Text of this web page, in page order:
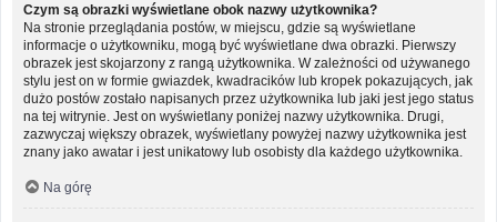
Czym są obrazki wyświetlane obok nazwy użytkownika?
Na stronie przeglądania postów, w miejscu, gdzie są wyświetlane
informacje o użytkowniku, mogą być wyświetlane dwa obrazki. Pierwszy
obrazek jest skojarzony z rangą użytkownika. W zależności od używanego
stylu jest on w formie gwiazdek, kwadracików lub kropek pokazujących, jak
dużo postów zostało napisanych przez użytkownika lub jaki jest jego status
na tej witrynie. Jest on wyświetlany poniżej nazwy użytkownika. Drugi,
zazwyczaj większy obrazek, wyświetlany powyżej nazwy użytkownika jest
znany jako awatar i jest unikatowy lub osobisty dla każdego użytkownika.
Na górę